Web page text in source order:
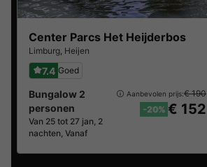
Center Parcs Het Heijderbos
Limburg, Heijen
7.4 Goed
Bungalow 2
personen
Van 25 tot 27 jan, 2
nachten, Vanaf
Aanbevolen prijs:€ 190
-20% € 152